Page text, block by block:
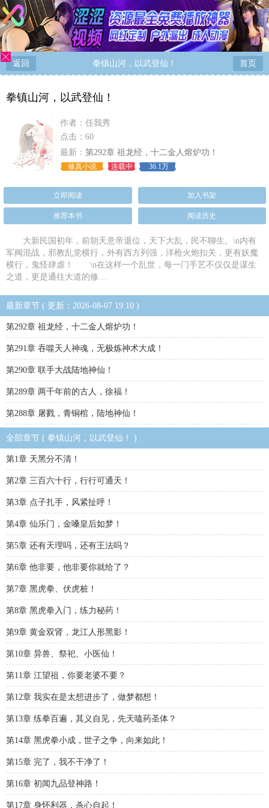
返回 拳镇山河，以武登仙！ 首页
拳镇山河，以武登仙！
作者： 任我秀
点击：60
最新： 第292章 祖龙经，十二金人熔炉功！
修真小说 连载中 36.1万
立即阅读 加入书架
推荐本书 阅读历史
大新民国初年，前朝天意帝退位，天下大乱，民不聊生。\n内有
军阀混战，邪教乱党横行，外有西方列强，洋枪火炮扣关，更有妖魔
横行，鬼怪肆虐！ \n在这样一个乱世，每一门手艺不仅仅是谋生
之道，更是通往大道的修…
最新章节 ( 更新：2026-08-07 19:10 )
第292章 祖龙经，十二金人熔炉功！
第291章 吞噬天人神魂，无极炼神术大成！
第290章 联手大战陆地神仙！
第289章 两千年前的古人，徐福！
第288章 屠戮，青铜棺，陆地神仙！
全部章节 ( 拳镇山河，以武登仙！ )
第1章 天黑分不清！
第2章 三百六十行，行行可通天！
第3章 点子扎手，风紧扯呼！
第4章 仙乐门，金嗓皇后如梦！
第5章 还有天理吗，还有王法吗？
第6章 他非要，他非要你就给了？
第7章 黑虎拳、伏虎桩！
第8章 黑虎拳入门，练力秘药！
第9章 黄金双肾，龙江人形黑影！
第10章 异兽、祭祀、小医仙！
第11章 江望祖，你要老婆不要？
第12章 我实在是太想进步了，做梦都想！
第13章 练拳百遍，其义自见，先天嗑药圣体？
第14章 黑虎拳小成，世子之争，向来如此！
第15章 完了，我不干净了！
第16章 初闻九品登神路！
第17章 身怀利器，杀心自起！